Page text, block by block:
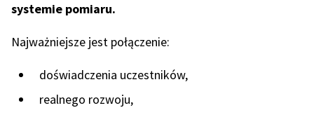
systemie pomiaru.
Najważniejsze jest połączenie:
doświadczenia uczestników,
realnego rozwoju,